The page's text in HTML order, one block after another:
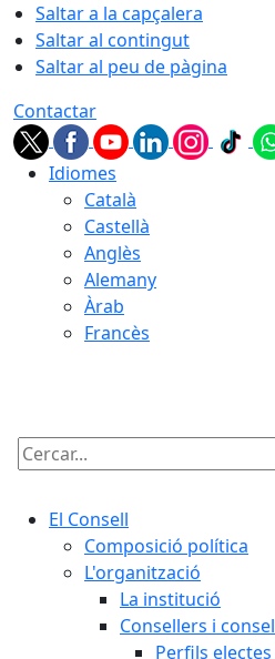
Saltar a la capçalera
Saltar al contingut
Saltar al peu de pàgina
Contactar
Idiomes
Català
Castellà
Anglès
Alemany
Àrab
Francès
Cercar:
El Consell
Composició política
L'organització
La institució
Consellers i
Perfils